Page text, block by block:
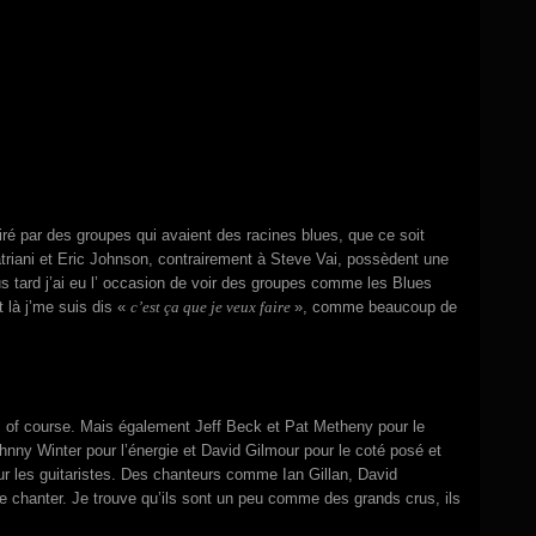
par des groupes qui avaient des racines blues, que ce soit
et Eric Johnson, contrairement à Steve Vai, possèdent une
j’ai eu l’ occasion de voir des groupes comme les Blues
là j’me suis dis « c’est ça que je veux faire », comme beaucoup de
course. Mais également Jeff Beck et Pat Metheny pour le
Winter pour l’énergie et David Gilmour pour le coté posé et
les guitaristes. Des chanteurs comme Ian Gillan, David
Je trouve qu’ils sont un peu comme des grands crus, ils